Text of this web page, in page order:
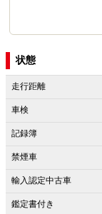
状態
走行距離
車検
記録簿
禁煙車
輸入認定中古車
鑑定書付き